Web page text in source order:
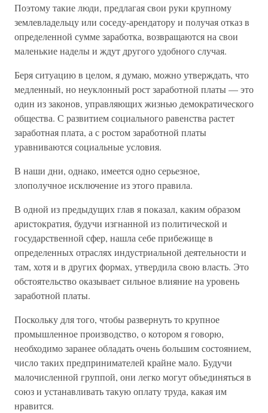
Поэтому такие люди, предлагая свои руки крупному
землевладельцу или соседу-арендатору и получая отказ в
определенной сумме заработка, возвращаются на свои
маленькие наделы и ждут другого удобного случая.
Беря ситуацию в целом, я думаю, можно утверждать, что
медленный, но неуклонный рост заработной платы — это
один из законов, управляющих жизнью демократического
общества. С развитием социального равенства растет
заработная плата, а с ростом заработной платы
уравниваются социальные условия.
В наши дни, однако, имеется одно серьезное,
злополучное исключение из этого правила.
В одной из предыдущих глав я показал, каким образом
аристократия, будучи изгнанной из политической и
государственной сфер, нашла себе прибежище в
определенных отраслях индустриальной деятельности и
там, хотя и в других формах, утвердила свою власть. Это
обстоятельство оказывает сильное влияние на уровень
заработной платы.
Поскольку для того, чтобы развернуть то крупное
промышленное производство, о котором я говорю,
необходимо заранее обладать очень большим состоянием,
число таких предпринимателей крайне мало. Будучи
малочисленной группой, они легко могут объединяться в
союз и устанавливать такую оплату труда, какая им
нравится.